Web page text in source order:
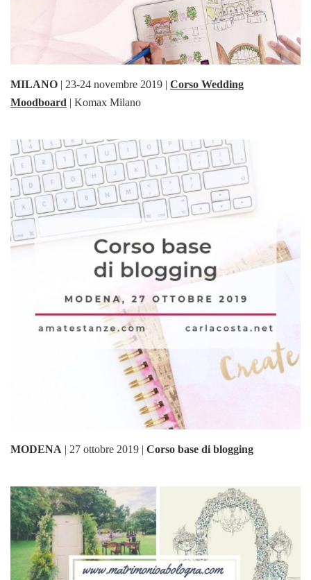
MILANO | 23-24 novembre 2019 | Corso Wedding
Moodboard | Komax Milano
MODENA | 27 ottobre 2019 | Corso base di blogging